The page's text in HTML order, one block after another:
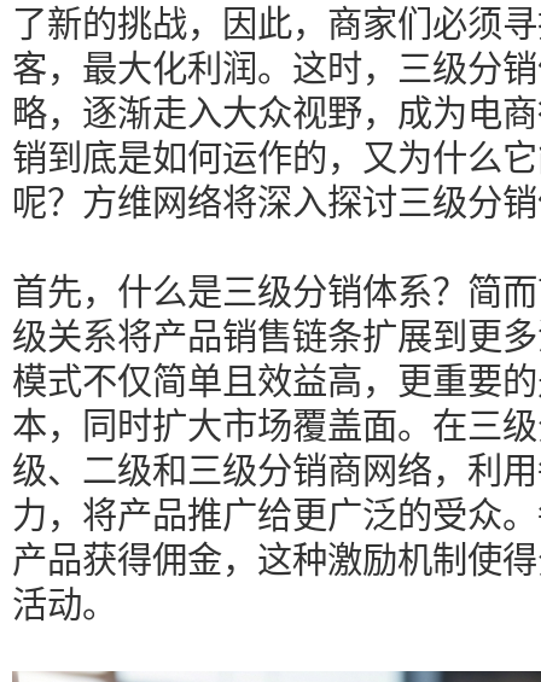
了新的挑战，因此，商家们必须
客，最大化利润。这时，三级分
略，逐渐走入大众视野，成为电
销到底是如何运作的，又为什么
呢？方维网络将深入探讨三级分
首先，什么是三级分销体系？简
级关系将产品销售链条扩展到更
模式不仅简单且效益高，更重要
本，同时扩大市场覆盖面。在三
级、二级和三级分销商网络，利
力，将产品推广给更广泛的受众
产品获得佣金，这种激励机制使
活动。